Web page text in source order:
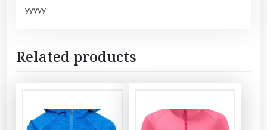
yyyyy
Related products